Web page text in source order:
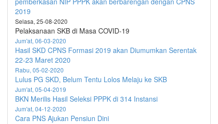
2019
Selasa, 25-08-2020
Pelaksanaan SKB di Masa COVID-19
Jum'at, 06-03-2020
Hasil SKD CPNS Formasi 2019 akan Diumumkan Serentak
22-23 Maret 2020
Rabu, 05-02-2020
Lulus PG SKD, Belum Tentu Lolos Melaju ke SKB
Jum'at, 05-04-2019
BKN Merilis Hasil Seleksi PPPK di 314 Instansi
Jum'at, 04-12-2020
Cara PNS Ajukan Pensiun Dini